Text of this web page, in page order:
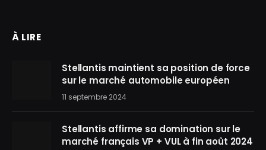
À LIRE
Stellantis maintient sa position de force
sur le marché automobile européen
11 septembre 2024
Stellantis affirme sa domination sur le
marché français VP + VUL à fin août 2024